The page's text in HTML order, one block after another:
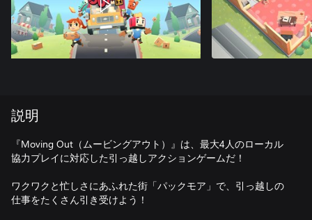
説明
『Moving Out（ムービングアウト）』は、最大4人のローカル
協力プレイに対応した引っ越しアクションゲームだ！
ワクワクと忙しさにあふれた街「パックモア」で、引っ越しの
仕事をたくさん引き受けよう！